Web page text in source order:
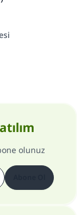
olunuz